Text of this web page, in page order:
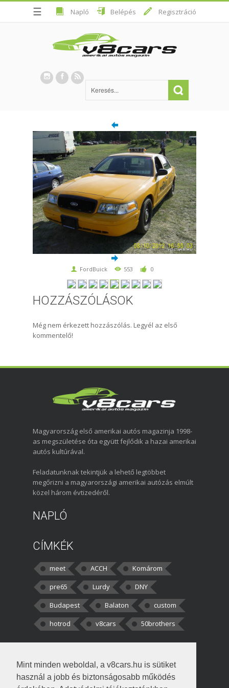
Mint minden weboldal, a v8cars.hu is sütiket
használ a jobb és biztonságosabb működés
☰ Napló Belépés Regisztráció
FordBuick 553 0
HOZZÁSZÓLÁSOK
Még nem érkezett hozzászólás. Legyél az első
kommentelő!
Magyarország első amerikai autós magazinja 1998-
as megszületése óta együtt fejlődik a hazai amerikai
autós kultúrával.
Feladatunknak tekintjük a lehető legtöbbet
megőrizni a magyarországi amerikai autózás elmúlt
közel három évtizedéről.
NAPLÓ
CÍMKÉK
meet ACCH
Komárom
pre65
Lurdy
DNY
Budapest
Balaton
custom
hotrod
v8cars 50brothers
kortisz:Elszúrtam! Én csak két
darabbaal számoltam. Nem tudtam, hogy fél autót,